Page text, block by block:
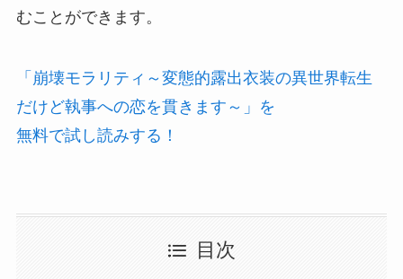
むことができます。
「崩壊モラリティ～変態的露出衣装の異世界転生
だけど執事への恋を貫きます～」を
無料で試し読みする！
目次